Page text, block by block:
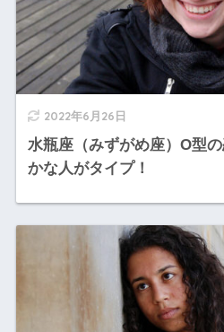
2022年6月26日
水瓶座（みずがめ座）O型
かな人がタイプ！